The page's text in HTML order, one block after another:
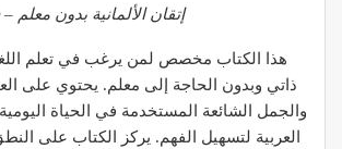
إتقان الألمانية بدون معلم –
هذا الكتاب مخصص لمن يرغب في تعلم
ذاتي وبدون الحاجة إلى معلم. يحتوي على
والجمل الشائعة المستخدمة في الحياة
العربية لتسهيل الفهم. يركز الكتاب على